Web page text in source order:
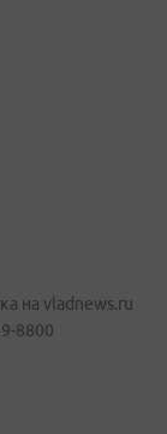
на vladnews.ru
8800